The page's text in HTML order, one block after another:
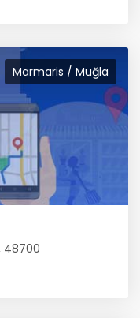
Marmaris / Muğla
48700